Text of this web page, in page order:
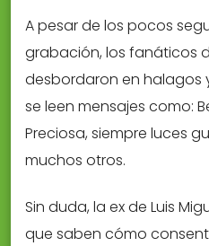
A pesar de los pocos
grabación, los fanáticos de
desbordaron en halagos
se leen mensajes como:
Preciosa, siempre luces
muchos otros.
Sin duda, la ex de Luis
que saben cómo